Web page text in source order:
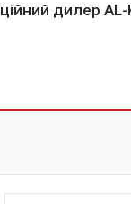
дилер AL-